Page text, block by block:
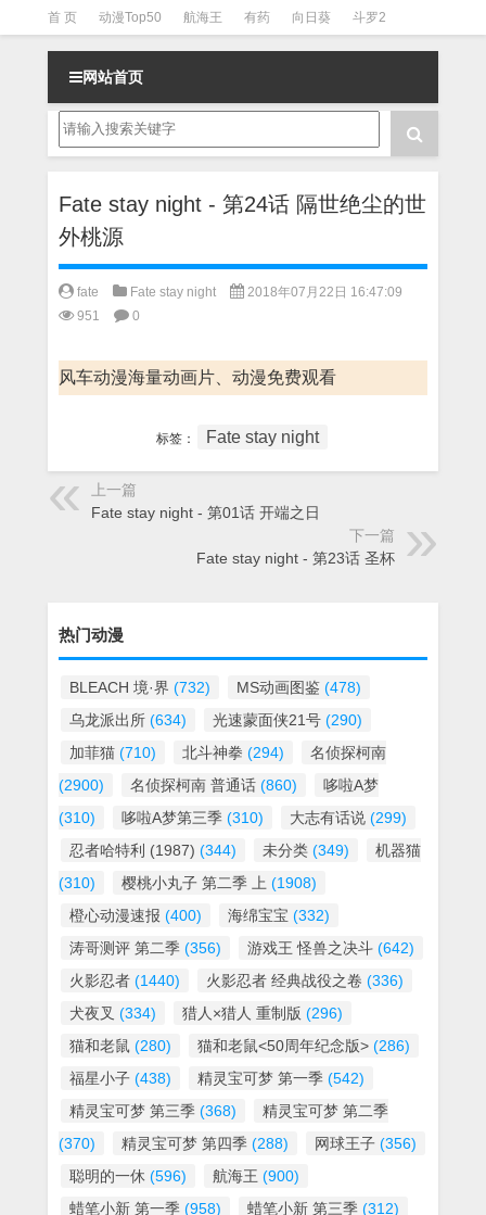
首 页 动漫Top50 航海王 有药 向日葵 斗罗2
斗罗3 火影 一拳超人 柯南 阴阳师 节目清单
网站首页
Fate stay night - 第24话 隔世绝尘的世
外桃源
fate Fate stay night
2018年07月22日 16:47:09
951
0
风车动漫海量动画片、动漫免费观看
标签： Fate stay night
上一篇
Fate stay night - 第01话 开端之日
下一篇
Fate stay night - 第23话 圣杯
热门动漫
BLEACH 境·界 (732) MS动画图鉴 (478)
乌龙派出所 (634) 光速蒙面侠21号 (290)
加菲猫 (710) 北斗神拳 (294)
名侦探柯南
(2900)
名侦探柯南 普通话 (860)
哆啦A梦
(310)
哆啦A梦第三季 (310) 大志有话说 (299)
忍者哈特利 (1987) (344) 未分类 (349)
机器猫
(310)
樱桃小丸子 第二季 上 (1908)
橙心动漫速报 (400) 海绵宝宝 (332)
涛哥测评 第二季 (356) 游戏王 怪兽之决斗 (642)
火影忍者 (1440) 火影忍者 经典战役之卷 (336)
犬夜叉 (334) 猎人×猎人 重制版 (296)
猫和老鼠 (280) 猫和老鼠<50周年纪念版> (286)
福星小子 (438) 精灵宝可梦 第一季 (542)
精灵宝可梦 第三季 (368)
精灵宝可梦 第二季
(370)
精灵宝可梦 第四季 (288) 网球王子 (356)
聪明的一休 (596) 航海王 (900)
蜡笔小新 第一季 (958) 蜡笔小新 第三季 (312)